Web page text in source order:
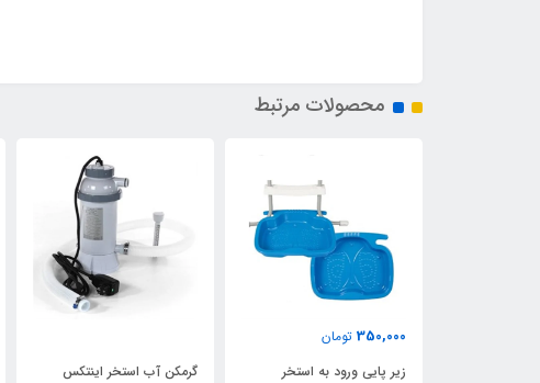
محصولات مرتبط
گرمکن آب استخر اینتکس
پمپ تصفیه آب اینتکس کد